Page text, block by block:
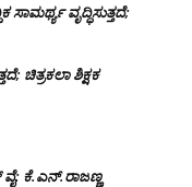
ವೃದ್ಧಿಸುತ್ತದೆ;
ಚಿತ್ರಕಲಾ ಶಿಕ್ಷಕ
ಕೆ.ಎನ್.ರಾಜಣ್ಣ